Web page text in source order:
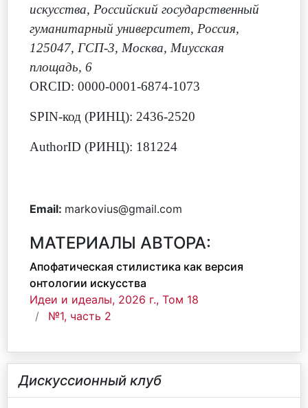
искусства, Российский государственный
гуманитарный университет, Россия,
125047, ГСП-3, Москва, Миусская
площадь, 6
ORCID: 0000-0001-6874-1073
SPIN-код (РИНЦ): 2436-2520
AuthorID (РИНЦ): 181224
Email: markovius@gmail.com
МАТЕРИАЛЫ АВТОРА:
Апофатическая стилистика как версия
онтологии искусства
Идеи и идеалы, 2026 г., Том 18
№1, часть 2
Дискуссионный клуб